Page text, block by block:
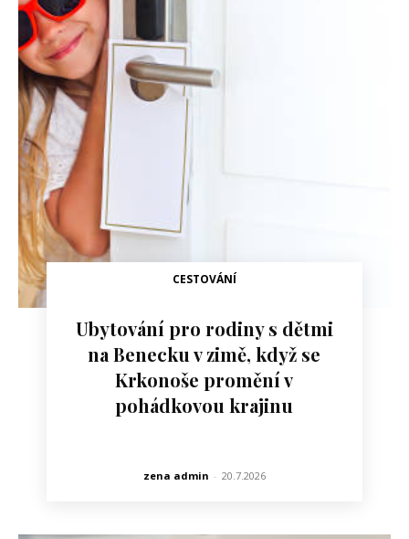
CESTOVÁNÍ
Ubytování pro rodiny s dětmi
na Benecku v zimě, když se
Krkonoše promění v
pohádkovou krajinu
zena admin - 20.7.2026